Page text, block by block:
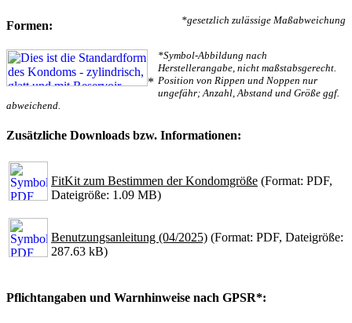
*gesetzlich zulässige Maßabweichung
Formen:
*
*Symbol-Abbildung nach
Herstellerangabe, nicht maßstabsgerecht.
Position von Rippen und Noppen nur
ungefähr; Anzahl, Abstand und Größe ggf.
abweichend.
Zusätzliche Downloads bzw. Informationen:
FitKit zum Bestimmen der Kondomgröße (Format: PDF,
Dateigröße: 1.09 MB)
Benutzungsanleitung (04/2025) (Format: PDF, Dateigröße:
287.63 kB)
Pflichtangaben und Warnhinweise nach GPSR*: